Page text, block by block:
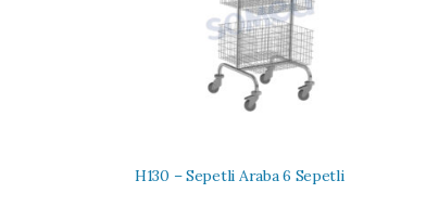
H130 – Sepetli Araba 6 Sepetli